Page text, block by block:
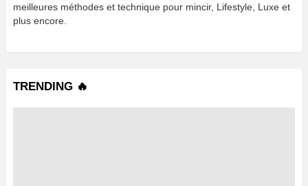
meilleures méthodes et technique pour mincir, Lifestyle, Luxe et
plus encore.
TRENDING 🔥